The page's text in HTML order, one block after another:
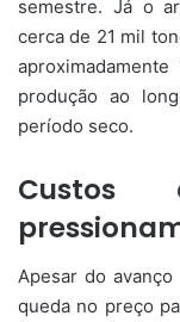
semestre. Já o
cerca de 21 mil
produção ao
período seco.
Custos
Apesar do
queda no preço